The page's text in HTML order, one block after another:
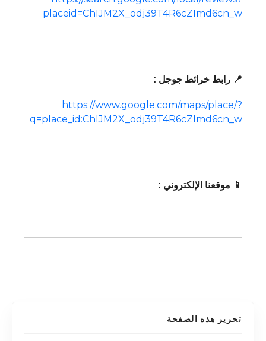
placeid=ChIJM2X_odj39T4R6cZImd6cn_w
📍 رابط خرائط جوجل :
https://www.google.com/maps/place/?
q=place_id:ChIJM2X_odj39T4R6cZImd6cn_w
📱 موقعنا الإلكتروني :
تحرير هذه الصفحة